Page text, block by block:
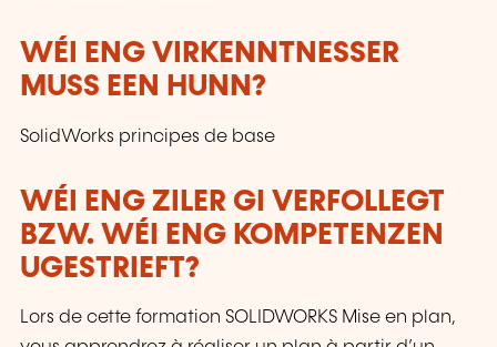
WÉI ENG VIRKENNTNESSER
MUSS EEN HUNN?
SolidWorks principes de base
WÉI ENG ZILER GI VERFOLLEGT
BZW. WÉI ENG KOMPETENZEN
UGESTRIEFT?
Lors de cette formation SOLIDWORKS Mise en plan,